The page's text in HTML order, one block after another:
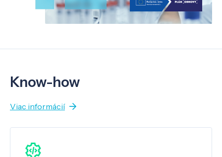
Know-how
Viac informácií